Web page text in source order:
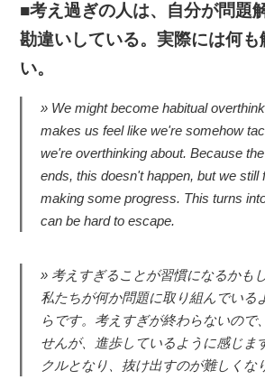
考え過ぎの人は、自分が問題
勘違いしている。実際には何
い。
We might become habitual
makes us feel like we're somehow
we're overthinking about. Because
ends, this doesn't happen, but we still
making some progress. This turns
can be hard to escape.
考えすぎることが習慣になるかも
私たちが何か問題に取り組んでいる
らです。考えすぎが終わらないので
せんが、進歩しているように感じま
クルとなり、抜け出すのが難しくな